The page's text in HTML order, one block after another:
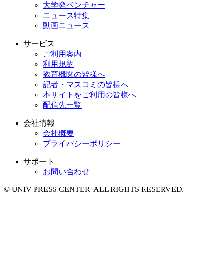
大学発ベンチャー
ニュース特集
動画ニュース
サービス
ご利用案内
利用規約
教育機関の皆様へ
記者・マスコミの皆様へ
本サイトをご利用の皆様へ
配信先一覧
会社情報
会社概要
プライバシーポリシー
サポート
お問い合わせ
© UNIV PRESS CENTER. ALL RIGHTS RESERVED.